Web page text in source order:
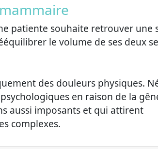
patiente souhaite retrouver une
le volume de ses deux
des douleurs physiques.
en raison de la
aussi imposants et qui attirent
complexes.